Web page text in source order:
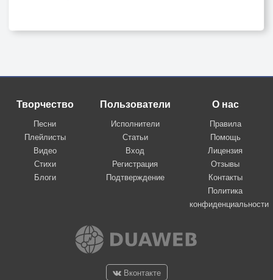
Творчество
Песни
Плейлисты
Видео
Стихи
Блоги
Пользователи
Исполнители
Статьи
Вход
Регистрация
Подтверждение
О нас
Правила
Помощь
Лицензия
Отзывы
Контакты
Политика
конфиденциальности
Вконтакте